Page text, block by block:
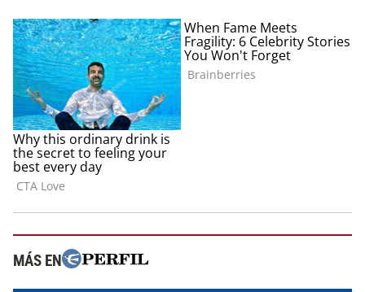
MÁS EN